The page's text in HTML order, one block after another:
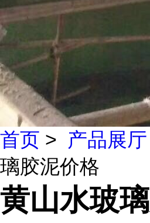
首页 > 产品展厅
璃胶泥价格
黄山水玻